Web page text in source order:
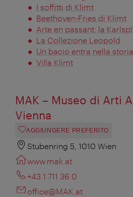
I soffitti di Klimt
Beethoven-Fries di Klimt
Arte en passant: la
La Collezione Leopold
Un bacio entra nella storia
Villa Klimt
MAK – Museo di Arti
Vienna
AGGIUNGERE PREFERITO
Stubenring 5, 1010 Wien
www.mak.at
+43 1 711 36 0
office@MAK.at